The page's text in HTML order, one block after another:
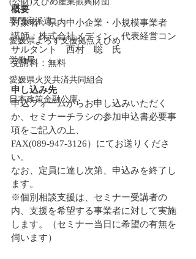
専門家派遣
愛媛県よろず支援拠点えひめ
労働局
愛媛県火災共済共同組合
日本政策金融公庫
概要
対象者：県内中小企業・小規模事業者
講師：株式会社メディン　代表経営コン
サルタント　西村　聡　氏
受講料：無料
申し込み先
申込フォームからお申し込みいただく
か、セミナーチラシの参加申込書必要事
項をご記入の上、
FAX(089-947-3126）にてお送りくださ
い。
なお、定員に達し次第、申込みを終了し
ます。
※個別相談支援は、セミナー受講者の
内、支援を希望する事業者に対して実施
します。（セミナー当日に希望の有無を
伺います）